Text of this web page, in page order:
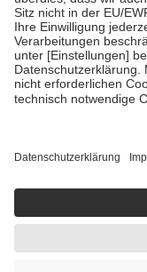
stärken und die
fallenkeine
• Kindern und
mit Ausnahme der
• Untersuchungen zur
GKV getragen werden
Einholung von
getroffen, um
handelt. Mehr
https://